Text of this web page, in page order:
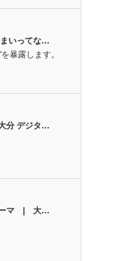
いってな…
暴露します。
分 デジタ…
ーマ | 大…